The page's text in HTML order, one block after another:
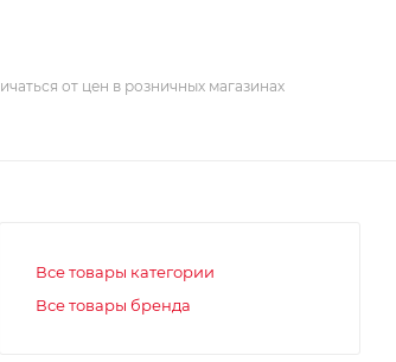
от цен в розничных магазинах
Все товары категории
Все товары бренда